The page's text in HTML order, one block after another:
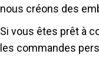
nous créons des
Si vous êtes prêt à
les commandes